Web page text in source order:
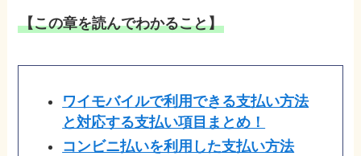
【この章を読んでわかること】
ワイモバイルで利用できる支払い方法
と対応する支払い項目まとめ！
コンビニ払いを利用した支払い方法